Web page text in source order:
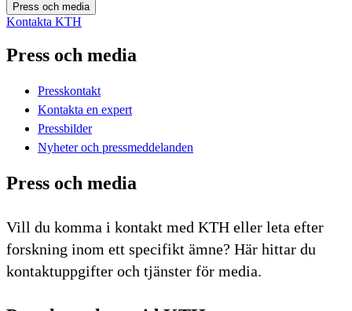
Press och media
Kontakta KTH
Press och media
Presskontakt
Kontakta en expert
Pressbilder
Nyheter och pressmeddelanden
Press och media
Vill du komma i kontakt med KTH eller leta efter
forskning inom ett specifikt ämne? Här hittar du
kontaktuppgifter och tjänster för media.